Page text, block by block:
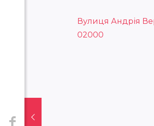
Вулиця Андрія
02000